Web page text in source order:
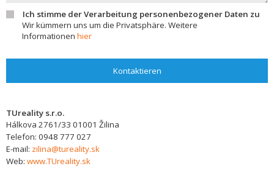
Ich stimme der Verarbeitung personenbezogener Daten zu
Wir kümmern uns um die Privatsphäre. Weitere
Informationen hier
Kontaktieren
TUreality s.r.o.
Hálkova 2761/33 01001 Žilina
Telefon: 0948 777 027
E-mail: zilina@tureality.sk
Web: www.TUreality.sk